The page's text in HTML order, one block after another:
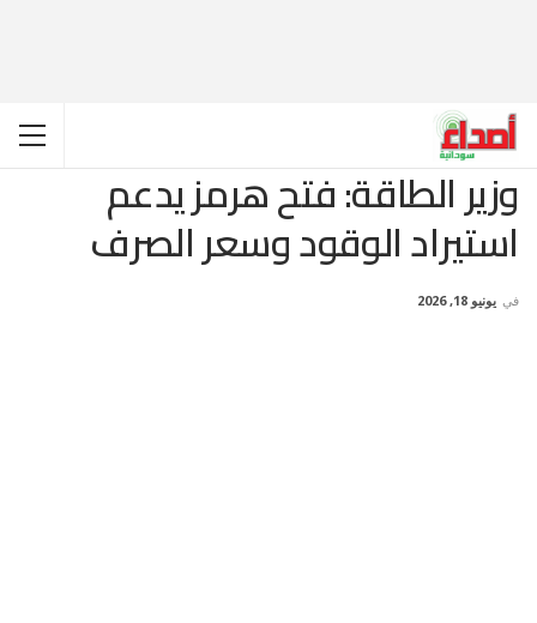
وزير الطاقة: فتح هرمز يدعم
استيراد الوقود وسعر الصرف
في يونيو 18, 2026